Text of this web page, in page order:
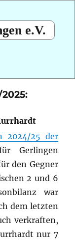
e.V.
2024/25 der
Gerlingen
den Gegner
2 und 6
war
dem letzten
verkraften,
nur 7